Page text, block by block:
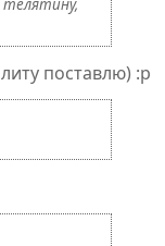
телятину,
поставлю) :р